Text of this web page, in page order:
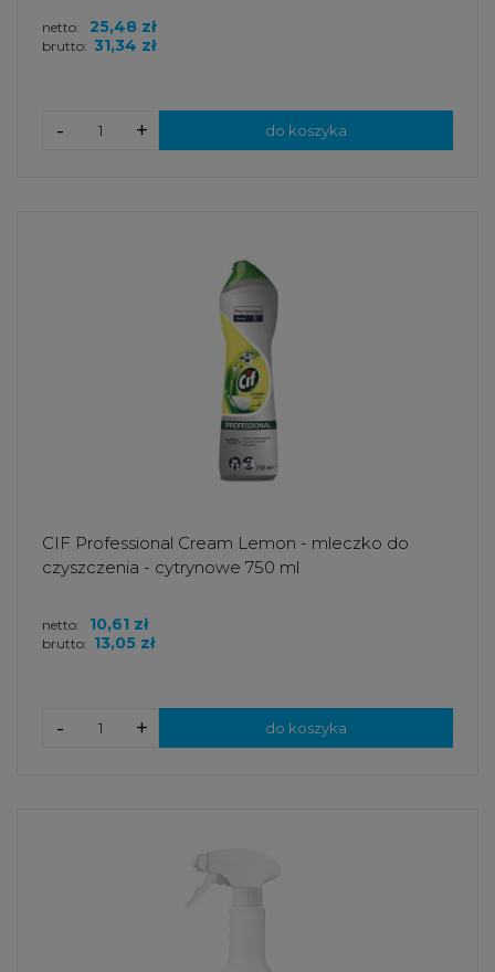
brutto: 31,34 zł
netto: 25,48 zł
+
- do koszyka
CIF Professional Cream Lemon - mleczko do
czyszczenia - cytrynowe 750 ml
brutto: 13,05 zł
netto: 10,61 zł
+
- do koszyka